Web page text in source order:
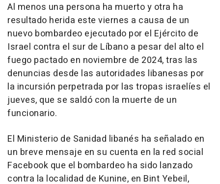
Al menos una persona ha muerto y otra ha
resultado herida este viernes a causa de un
nuevo bombardeo ejecutado por el Ejército de
Israel contra el sur de Líbano a pesar del alto el
fuego pactado en noviembre de 2024, tras las
denuncias desde las autoridades libanesas por
la incursión perpetrada por las tropas israelíes el
jueves, que se saldó con la muerte de un
funcionario.
El Ministerio de Sanidad libanés ha señalado en
un breve mensaje en su cuenta en la red social
Facebook que el bombardeo ha sido lanzado
contra la localidad de Kunine, en Bint Yebeil,